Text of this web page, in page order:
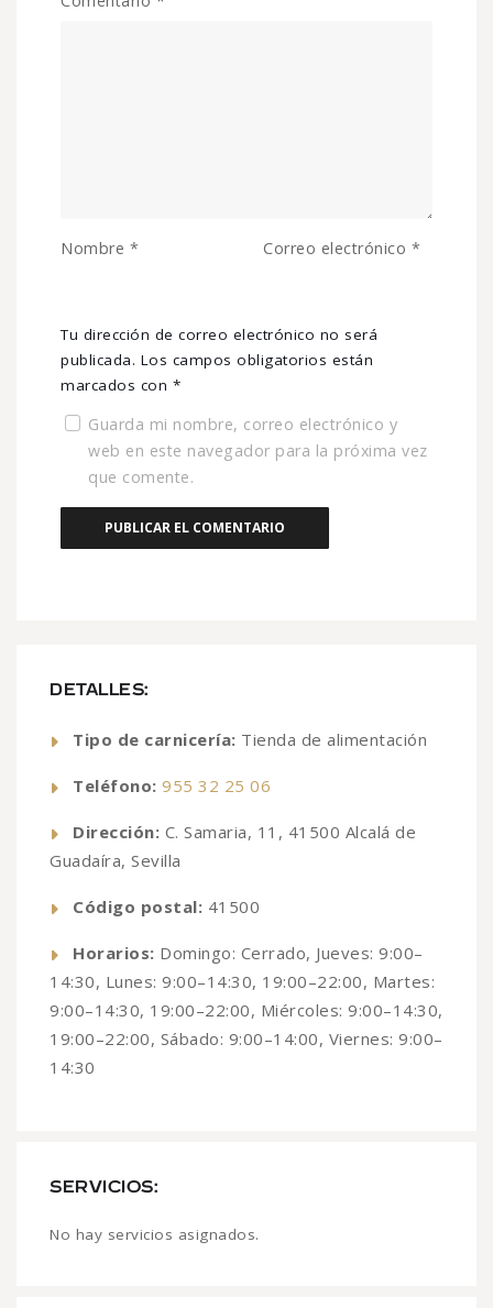
DETALLES:
Tipo de carnicería: Tienda de alimentación
Teléfono: 955 32 25 06
Dirección: C. Samaria, 11, 41500 Alcalá de
Guadaíra, Sevilla
Código postal: 41500
Horarios: Domingo: Cerrado, Jueves: 9:00–
14:30, Lunes: 9:00–14:30, 19:00–22:00, Martes:
9:00–14:30, 19:00–22:00, Miércoles: 9:00–14:30,
19:00–22:00, Sábado: 9:00–14:00, Viernes: 9:00–
14:30
SERVICIOS:
No hay servicios asignados.
Tu dirección de correo electrónico no será
publicada. Los campos obligatorios están
marcados con *
Nombre * Correo electrónico *
Guarda mi nombre, correo electrónico y
web en este navegador para la próxima vez
que comente.